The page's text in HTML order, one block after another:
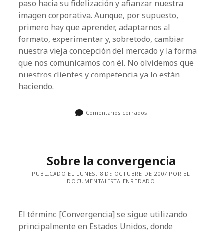
paso hacia sufidelización y afianzar nuestra
imagen corporativa. Aunque, por supuesto,
primero hay que aprender, adaptarnos al
formato, experimentar y, sobretodo, cambiar
nuestra vieja concepción del mercado y la forma
que nos comunicamos con él. No olvidemos que
nuestros clientes y competencia ya lo están
haciendo.
Comentarios cerrados
Sobre la convergencia
PUBLICADO EL LUNES, 8 DE OCTUBRE DE 2007 POR EL
DOCUMENTALISTA ENREDADO
El término [Convergencia] se sigue utilizando
principalmente en Estados Unidos, donde